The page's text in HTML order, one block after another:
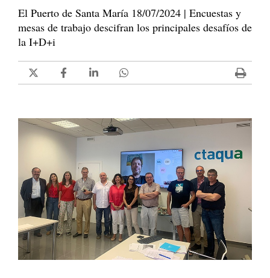
El Puerto de Santa María 18/07/2024 | Encuestas y
mesas de trabajo descifran los principales desafíos de
la I+D+i